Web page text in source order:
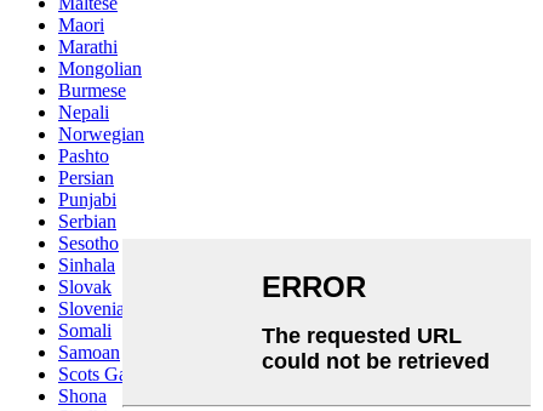
Maori
Marathi
Mongolian
Burmese
Nepali
Norwegian
Pashto
Persian
Punjabi
Serbian
Sesotho
Sinhala
Slovak
Slovenian
Somali
Samoan
Scots Gaelic
Shona